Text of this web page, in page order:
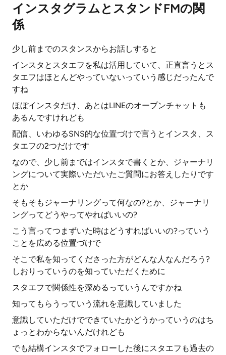
インスタグラムとスタンドFMの関
係
少し前までのスタンスからお話しすると
インスタとスタエフを私は活用していて、正直言うとス
タエフはほとんどやっていないっていう感じだったんで
すね
ほぼインスタだけ、あとはLINEのオープンチャットも
あるんですけれども
配信、いわゆるSNS的な位置づけで言うとインスタ、ス
タエフの2つだけです
なので、少し前まではインスタで書くとか、ジャーナリ
ングについて実際いただいたご質問にお答えしたりです
とか
そもそもジャーナリングって何なの?とか、ジャーナリ
ングってどうやってやればいいの?
こう言ってつまずいた時はどうすればいいの?っていう
ことを広める位置づけで
そこで私を知ってくださった方がどんな人なんだろう?
しおりっていうのを知っていただくために
スタエフで関係性を深めるっていうんですかね
知ってもらうっていう流れを意識していました
意識していただけでできていたかどうかっていうのはち
ょっとわからないんだけれども
でも結構インスタでフォローした後にスタエフも過去の